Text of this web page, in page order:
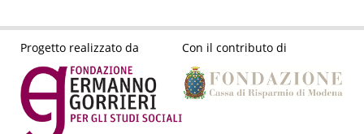
Progetto realizzato da Con il contributo di